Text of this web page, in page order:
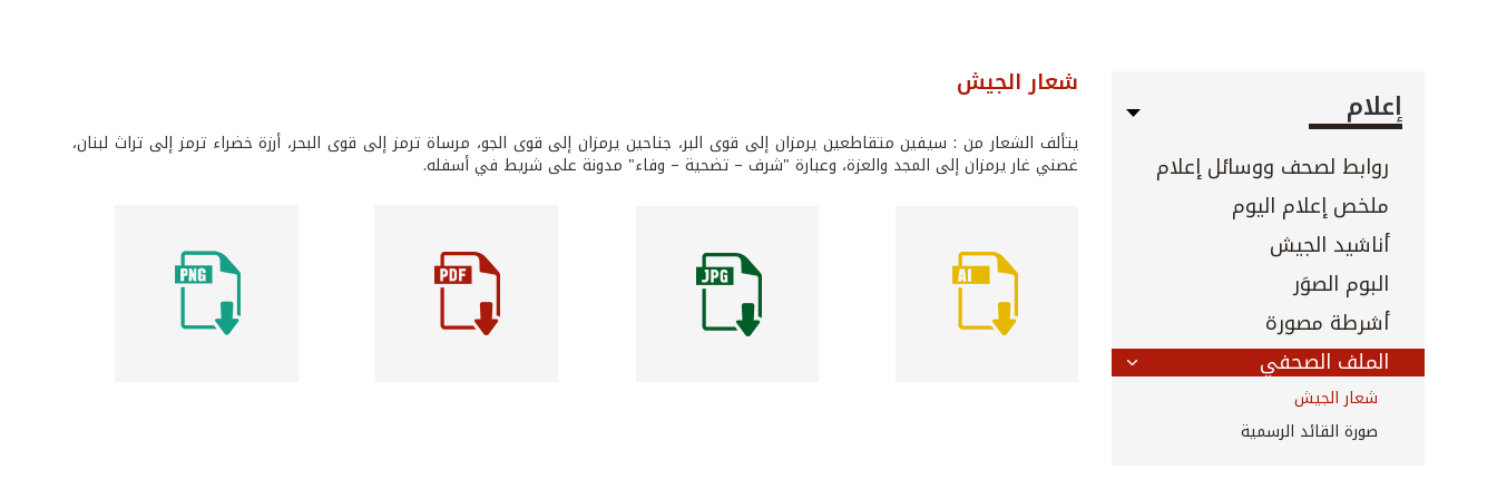
إعلام
روابط لصحف ووسائل إعلام
ملخص إعلام اليوم
أناشيد الجيش
البوم الصوَر
أشرطة مصورة
الملف الصحفي
شعار الجيش
صورة القائد الرسمية
شعار الجيش
يتألف الشعار من : سيفين متقاطعين يرمزان إلى قوى البر، جناحين يرمزان إلى قوى الجو، مرساة ترمز إلى قوى البحر، أرزة خضراء ترمز إلى تراث لبنان،
غصني غار يرمزان إلى المجد والعزة، وعبارة "شرف – تضحية – وفاء" مدونة على شريط في أسفله.